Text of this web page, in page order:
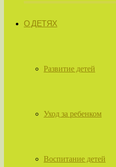
О ДЕТЯХ
Развитие детей
Уход за ребенком
Воспитание детей